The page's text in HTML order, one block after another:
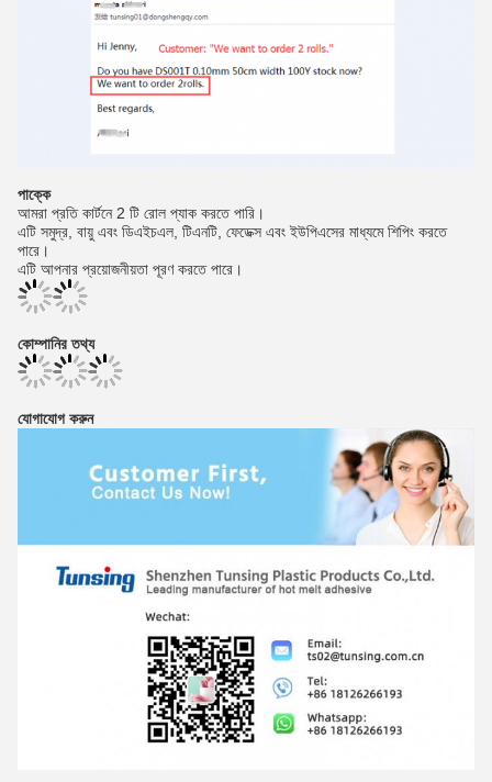
পাক্কে
আমরা প্রতি কার্টনে 2 টি রোল প্যাক করতে পারি।
এটি সমুদ্র, বায়ু এবং ডিএইচএল, টিএনটি, ফেডেক্স এবং ইউপিএসের মাধ্যমে শিপিং করতে
পারে।
এটি আপনার প্রয়োজনীয়তা পূরণ করতে পারে।
কোম্পানির তথ্য
যোগাযোগ করুন